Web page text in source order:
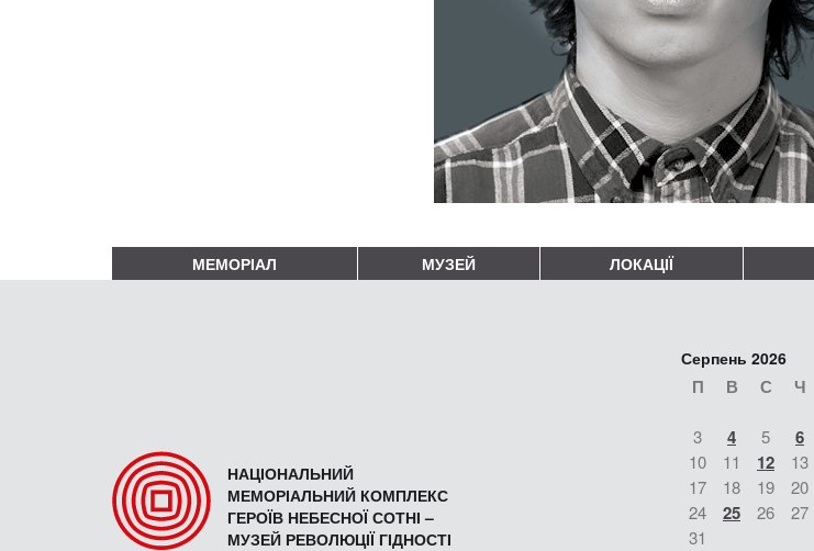
МЕМОРІАЛ МУЗЕЙ ЛОКАЦІЇ
НАЦІОНАЛЬНИЙ
МЕМОРІАЛЬНИЙ КОМПЛЕКС
ГЕРОЇВ НЕБЕСНОЇ СОТНІ –
МУЗЕЙ РЕВОЛЮЦІЇ ГІДНОСТІ
Серпень 2026
П В С Ч
3 4 5 6
10
11 12 13
17
18 19 20
24
25 26 27
31